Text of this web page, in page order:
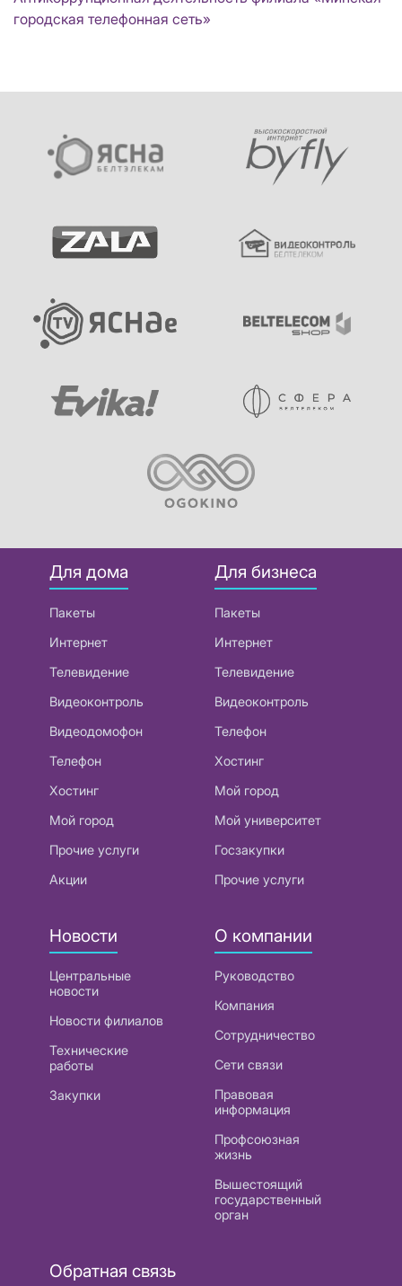
городская телефонная сеть»
Для дома
Пакеты
Интернет
Телевидение
Видеоконтроль
Видеодомофон
Телефон
Хостинг
Мой город
Прочие услуги
Акции
Для бизнеса
Пакеты
Интернет
Телевидение
Видеоконтроль
Телефон
Хостинг
Мой город
Мой университет
Госзакупки
Прочие услуги
Новости
Центральные
новости
Новости филиалов
Технические
работы
Закупки
О компании
Руководство
Компания
Сотрудничество
Сети связи
Правовая
информация
Профсоюзная
жизнь
Вышестоящий
государственный
орган
Обратная связь